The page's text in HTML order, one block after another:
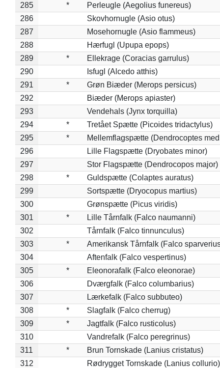
285
*
Perleugle (Aegolius funereus)
286
Skovhornugle (Asio otus)
287
Mosehornugle (Asio flammeus)
288
Hærfugl (Upupa epops)
289
*
Ellekrage (Coracias garrulus)
290
Isfugl (Alcedo atthis)
291
*
Grøn Biæder (Merops persicus)
292
Biæder (Merops apiaster)
293
Vendehals (Jynx torquilla)
294
*
Tretået Spætte (Picoides tridactylus)
295
*
Mellemflagspætte (Dendrocoptes
296
Lille Flagspætte (Dryobates minor)
297
Stor Flagspætte (Dendrocopos major)
298
*
Guldspætte (Colaptes auratus)
299
Sortspætte (Dryocopus martius)
300
Grønspætte (Picus viridis)
301
*
Lille Tårnfalk (Falco naumanni)
302
Tårnfalk (Falco tinnunculus)
303
*
Amerikansk Tårnfalk (Falco
304
Aftenfalk (Falco vespertinus)
305
*
Eleonorafalk (Falco eleonorae)
306
Dværgfalk (Falco columbarius)
307
Lærkefalk (Falco subbuteo)
308
*
Slagfalk (Falco cherrug)
309
*
Jagtfalk (Falco rusticolus)
310
Vandrefalk (Falco peregrinus)
311
*
Brun Tornskade (Lanius cristatus)
312
Rødrygget Tornskade (Lanius collurio)